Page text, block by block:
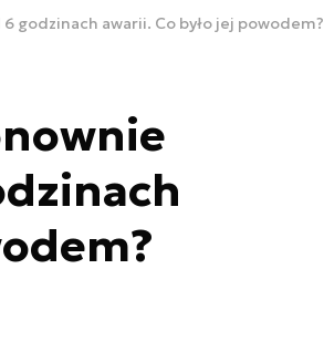
godzinach awarii. Co było jej powodem?